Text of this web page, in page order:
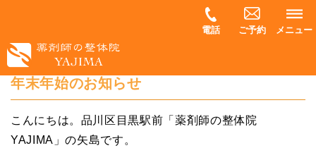
電話 ご予約 メニュー
年末年始のお知らせ
こんにちは。品川区目黒駅前「薬剤師の整体院
YAJIMA」の矢島です。